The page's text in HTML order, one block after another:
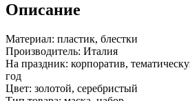
Описание
Материал: пластик, блестки
Производитель: Италия
На праздник: корпоратив,
год
Цвет: золотой, серебристый